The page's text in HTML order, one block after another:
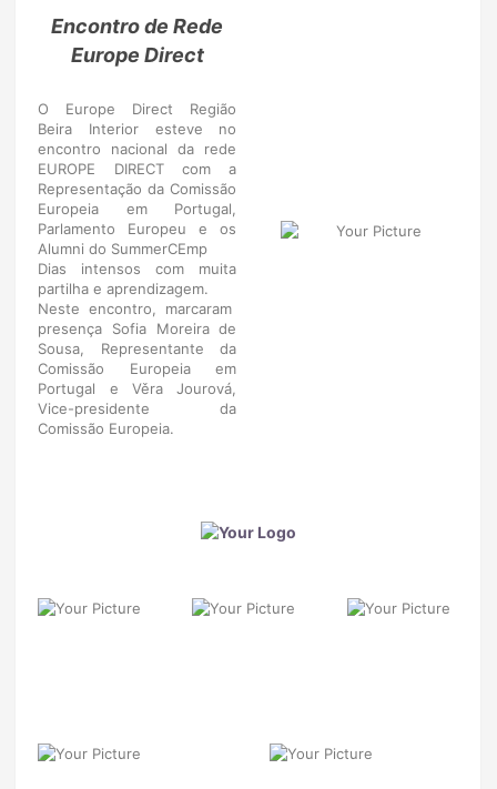
Encontro de Rede
Europe Direct
O Europe Direct Região
Beira Interior esteve no
encontro nacional da rede
EUROPE DIRECT com a
Representação da Comissão
Europeia em Portugal,
Parlamento Europeu e os
Alumni do SummerCEmp
Dias intensos com muita
partilha e aprendizagem.
Neste encontro, marcaram
presença Sofia Moreira de
Sousa, Representante da
Comissão Europeia em
Portugal e Věra Jourová,
Vice-presidente da
Comissão Europeia.